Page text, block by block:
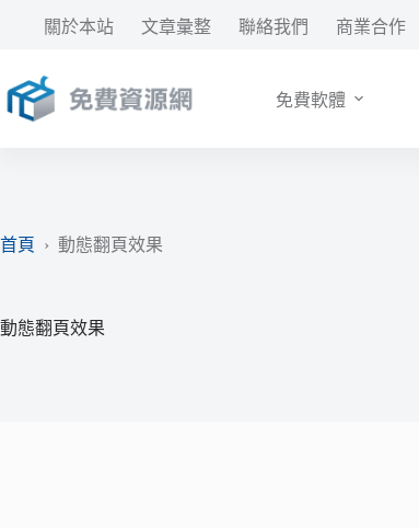
要
內
關於本站 文章彙整 聯絡我們 商業合作
免費軟體
首頁 › 動態翻頁效果
動態翻頁效果